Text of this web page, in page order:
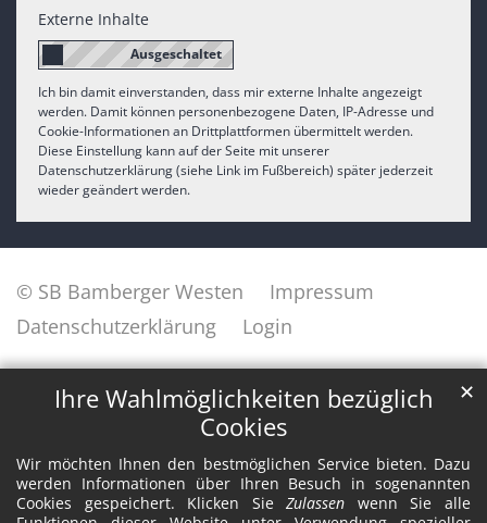
Ihre Wahlmöglichkeiten bezüglich
Cookies
Wir möchten Ihnen den bestmöglichen Service bieten. Dazu
werden Informationen über Ihren Besuch in sogenannten
Cookies gespeichert. Klicken SieZulassen wenn Sie alle
✕
Externe Inhalte
Ich bin damit einverstanden, dass mir externe Inhalte angezeigt
werden. Damit können personenbezogene Daten, IP-Adresse und
Cookie-Informationen an Drittplattformen übermittelt werden.
Diese Einstellung kann auf der Seite mit unserer
Datenschutzerklärung (siehe Link im Fußbereich) später jederzeit
wieder geändert werden.
© SB Bamberger Westen
Impressum
Datenschutzerklärung
Login